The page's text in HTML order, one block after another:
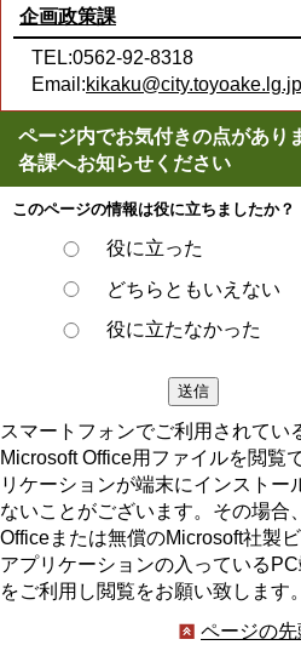
企画政策課
TEL:0562-92-8318
Email:kikaku@city.toyoake.lg.jp
ページ内でお気付きの点があり
各課へお知らせください
このページの情報は役に立ちましたか？
役に立った
どちらともいえない
役に立たなかった
スマートフォンでご利用されてい
Microsoft Office用ファイルを閲覧
リケーションが端末にインストー
ないことがございます。その場合
Officeまたは無償のMicrosoft社製
アプリケーションの入っている
をご利用し閲覧をお願い致します。
ページの先